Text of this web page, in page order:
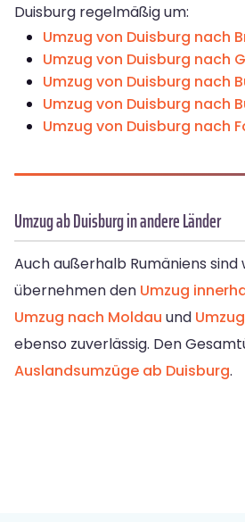
Duisburg regelmäßig um:
Umzug von Duisburg nach
Umzug von Duisburg nach
Umzug von Duisburg nach
Umzug von Duisburg nach
Umzug von Duisburg nach
Umzug ab Duisburg in andere Länder
Auch außerhalb Rumäniens sind
übernehmen den Umzug
Umzug nach Moldau und
ebenso zuverlässig. Den
Auslandsumzüge ab Duisburg.